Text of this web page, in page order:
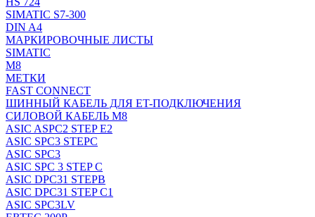
SIMATIC S7-300
DIN A4
МАРКИРОВОЧНЫЕ ЛИСТЫ
SIMATIC
M8
МЕТКИ
FAST CONNECT
ШИННЫЙ КАБЕЛЬ ДЛЯ ET-ПОДКЛЮЧЕНИЯ
СИЛОВОЙ КАБЕЛЬ M8
ASIC ASPC2 STEP E2
ASIC SPC3 STEPC
ASIC SPC3
ASIC SPC 3 STEP C
ASIC DPC31 STEPB
ASIC DPC31 STEP C1
ASIC SPC3LV